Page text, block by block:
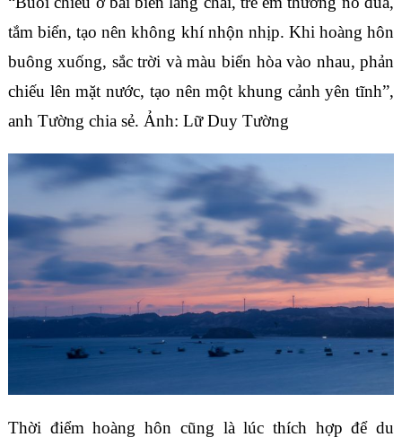
tắm biển, tạo nên không khí nhộn nhịp. Khi hoàng hôn
buông xuống, sắc trời và màu biển hòa vào nhau, phản
chiếu lên mặt nước, tạo nên một khung cảnh yên tĩnh”,
anh Tường chia sẻ. Ảnh: Lữ Duy Tường
Thời điểm hoàng hôn cũng là lúc thích hợp để du